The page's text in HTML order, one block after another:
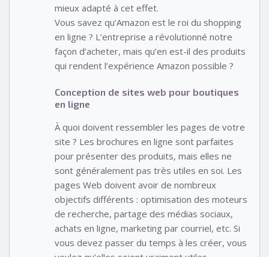
mieux adapté à cet effet.
Vous savez qu’Amazon est le roi du shopping
en ligne ? L’entreprise a révolutionné notre
façon d’acheter, mais qu’en est-il des produits
qui rendent l’expérience Amazon possible ?
Conception de sites web pour boutiques
en ligne
À quoi doivent ressembler les pages de votre
site ? Les brochures en ligne sont parfaites
pour présenter des produits, mais elles ne
sont généralement pas très utiles en soi. Les
pages Web doivent avoir de nombreux
objectifs différents : optimisation des moteurs
de recherche, partage des médias sociaux,
achats en ligne, marketing par courriel, etc. Si
vous devez passer du temps à les créer, vous